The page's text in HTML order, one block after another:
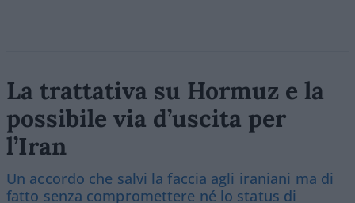
La trattativa su Hormuz e la
possibile via d’uscita per
l’Iran
Un accordo che salvi la faccia agli iraniani ma di
fatto senza compromettere né lo status di